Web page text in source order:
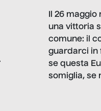
Il 26
una vittoria
comune: il
guardarci in
se questa
somiglia, se